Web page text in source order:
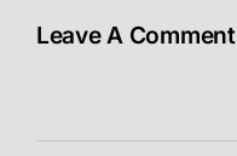
Leave A Comment